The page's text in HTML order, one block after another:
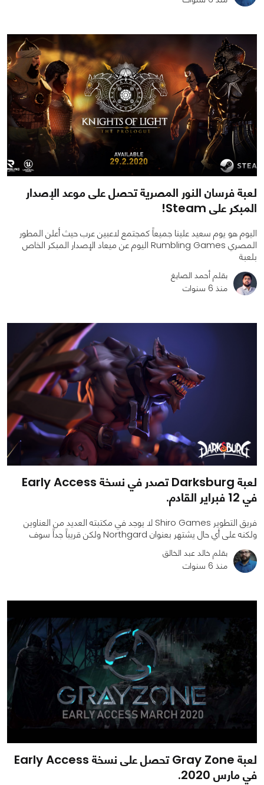
لعبة فرسان النور المصرية تحصل على موعد الإصدار
المبكر على Steam!
اليوم هو يوم سعيد علينا جميعاً كمجتمع لاعبين عرب حيث أعلن المطور
المصري Rumbling Games اليوم عن ميعاد الإصدار المبكر الخاص
بلعبة
بقلم أحمد الصايغ
منذ 6 سنوات
لعبة Darksburg تصدر في نسخة Early Access
في 12 فبراير القادم.
فريق التطوير Shiro Games لا يوجد في مكتبته العديد من العناوين
ولكنه على أي حال يشتهر بعنوان Northgard ولكن قريباً جداً سوف
بقلم خالد عبد الخالق
منذ 6 سنوات
لعبة Gray Zone تحصل على نسخة Early Access
في مارس 2020.